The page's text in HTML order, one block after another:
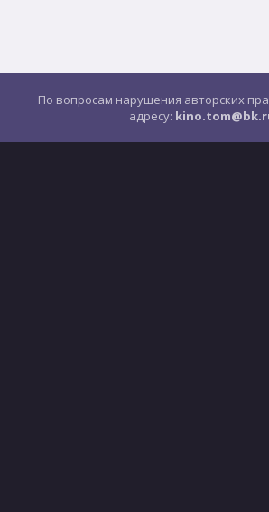
По вопросам нарушения авторских
адресу: